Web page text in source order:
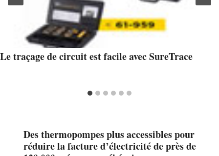
Le traçage de circuit est facile avec SureTrace
Des thermopompes plus accessibles pour
réduire la facture d’électricité de près de